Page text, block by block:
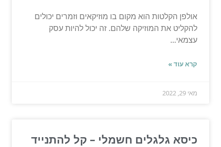
אולפן הקלטות הוא מקום בו מוזיקאים וזמרים יכולים
להקליט את המוזיקה שלהם. זה יכול להיות עסק
עצמאי...
קרא עוד »
מאי 29, 2022
כיסא גלגלים חשמלי – קל להתנייד